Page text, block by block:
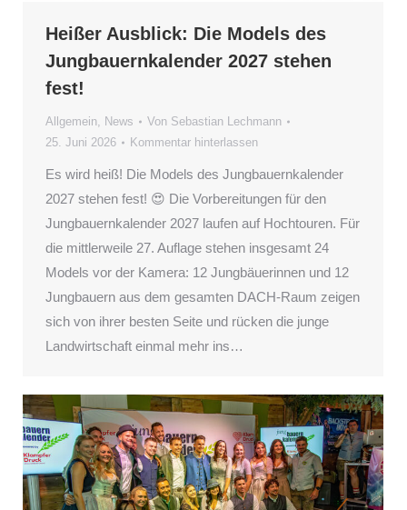
Heißer Ausblick: Die Models des
Jungbauernkalender 2027 stehen
fest!
Allgemein, News Von Sebastian Lechmann
25. Juni 2026
Kommentar hinterlassen
Es wird heiß! Die Models des Jungbauernkalender
2027 stehen fest! 😍 Die Vorbereitungen für den
Jungbauernkalender 2027 laufen auf Hochtouren. Für
die mittlerweile 27. Auflage stehen insgesamt 24
Models vor der Kamera: 12 Jungbäuerinnen und 12
Jungbauern aus dem gesamten DACH-Raum zeigen
sich von ihrer besten Seite und rücken die junge
Landwirtschaft einmal mehr ins…